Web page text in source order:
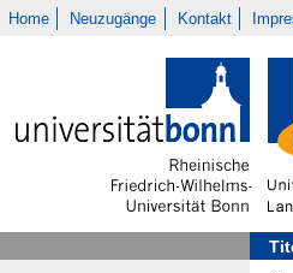
Home Neuzugänge Kontakt